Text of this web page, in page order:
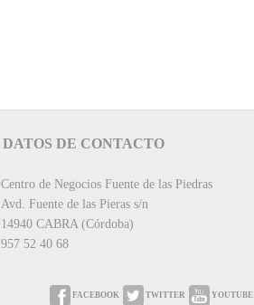
DATOS DE CONTACTO
Centro de Negocios Fuente de las Piedras
Avd. Fuente de las Pieras s/n
14940 CABRA (Córdoba)
957 52 40 68
FACEBOOK TWITTER YOUTUBE